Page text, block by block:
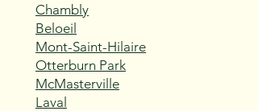
Chambly
Beloeil
Mont-Saint-Hilaire
Otterburn Park
McMasterville
Laval